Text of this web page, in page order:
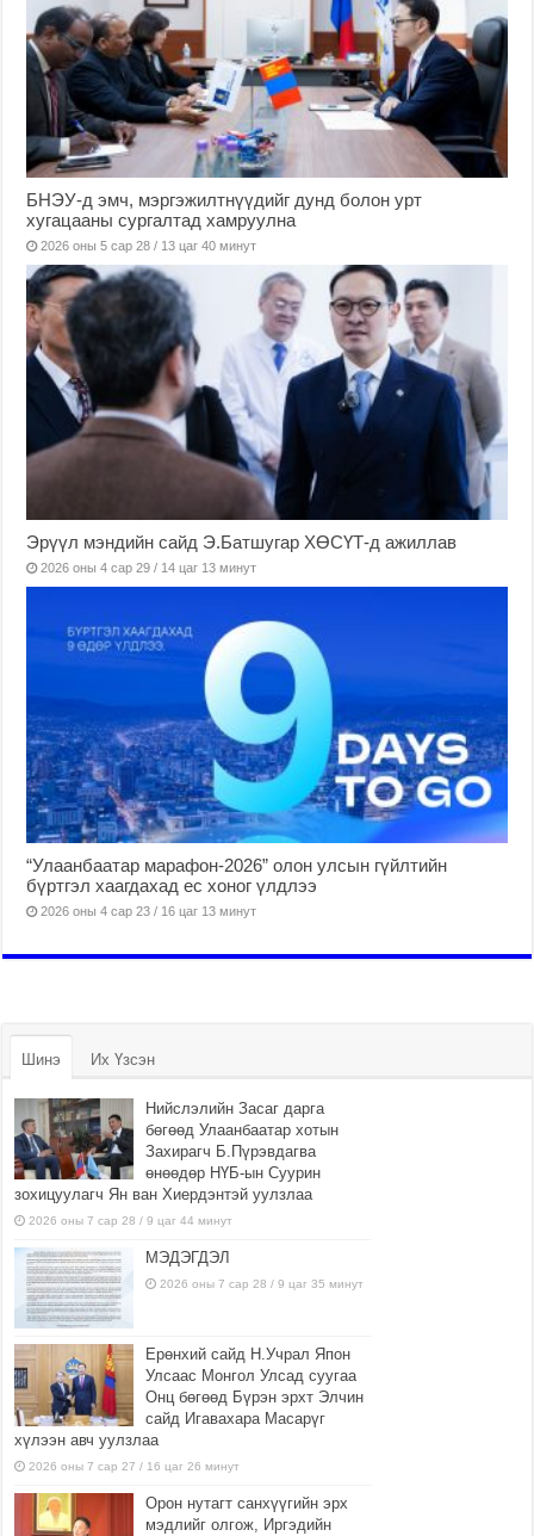
БНЭУ-д эмч, мэргэжилтнүүдийг дунд болон урт
хугацааны сургалтад хамруулна
2026 оны 5 сар 28 / 13 цаг 40 минут
Эрүүл мэндийн сайд Э.Батшугар ХӨСҮТ-д ажиллав
2026 оны 4 сар 29 / 14 цаг 13 минут
“Улаанбаатар марафон-2026” олон улсын гүйлтийн
бүртгэл хаагдахад ес хоног үлдлээ
2026 оны 4 сар 23 / 16 цаг 13 минут
Шинэ Их Үзсэн
Нийслэлийн Засаг дарга
бөгөөд Улаанбаатар хотын
Захирагч Б.Пүрэвдагва
өнөөдөр НҮБ-ын Суурин
зохицуулагч Ян ван Хиердэнтэй уулзлаа
2026 оны 7 сар 28 / 9 цаг 44 минут
МЭДЭГДЭЛ
2026 оны 7 сар 28 / 9 цаг 35 минут
Ерөнхий сайд Н.Учрал Япон
Улсаас Монгол Улсад суугаа
Онц бөгөөд Бүрэн эрхт Элчин
сайд Игавахара Масарүг
хүлээн авч уулзлаа
2026 оны 7 сар 27 / 16 цаг 26 минут
Орон нутагт санхүүгийн эрх
мэдлийг олгож, Иргэдийн